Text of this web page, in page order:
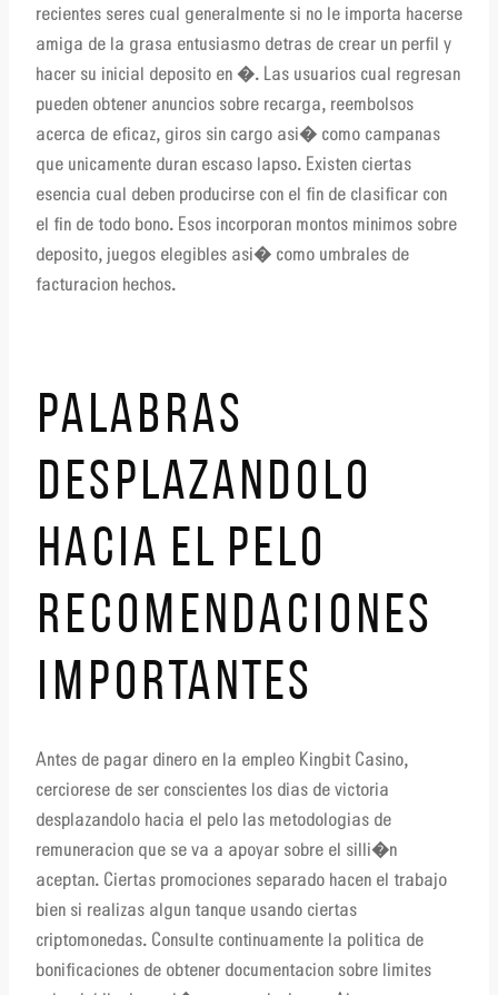
recientes seres cual generalmente si no le importa hacerse
amiga de la grasa entusiasmo detras de crear un perfil y
hacer su inicial deposito en �. Las usuarios cual regresan
pueden obtener anuncios sobre recarga, reembolsos
acerca de eficaz, giros sin cargo asi� como campanas
que unicamente duran escaso lapso. Existen ciertas
esencia cual deben producirse con el fin de clasificar con
el fin de todo bono. Esos incorporan montos minimos sobre
deposito, juegos elegibles asi� como umbrales de
facturacion hechos.
PALABRAS
DESPLAZANDOLO
HACIA EL PELO
RECOMENDACIONES
IMPORTANTES
Antes de pagar dinero en la empleo Kingbit Casino,
cerciorese de ser conscientes los dias de victoria
desplazandolo hacia el pelo las metodologias de
remuneracion que se va a apoyar sobre el silli�n
aceptan. Ciertas promociones separado hacen el trabajo
bien si realizas algun tanque usando ciertas
criptomonedas. Consulte continuamente la politica de
bonificaciones de obtener documentacion sobre limites